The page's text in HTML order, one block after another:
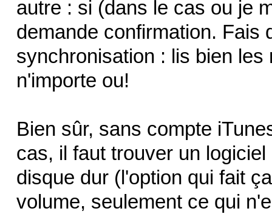
autre : si (dans le cas ou je
demande confirmation. Fais
synchronisation : lis bien
n'importe ou!
Bien sûr, sans compte
cas, il faut trouver un
disque dur (l'option qui fait
volume, seulement ce qui